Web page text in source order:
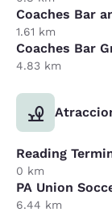
Coaches Bar
1.61 km
Coaches Bar
4.83 km
Reading
0 km
PA Union
6.44 km